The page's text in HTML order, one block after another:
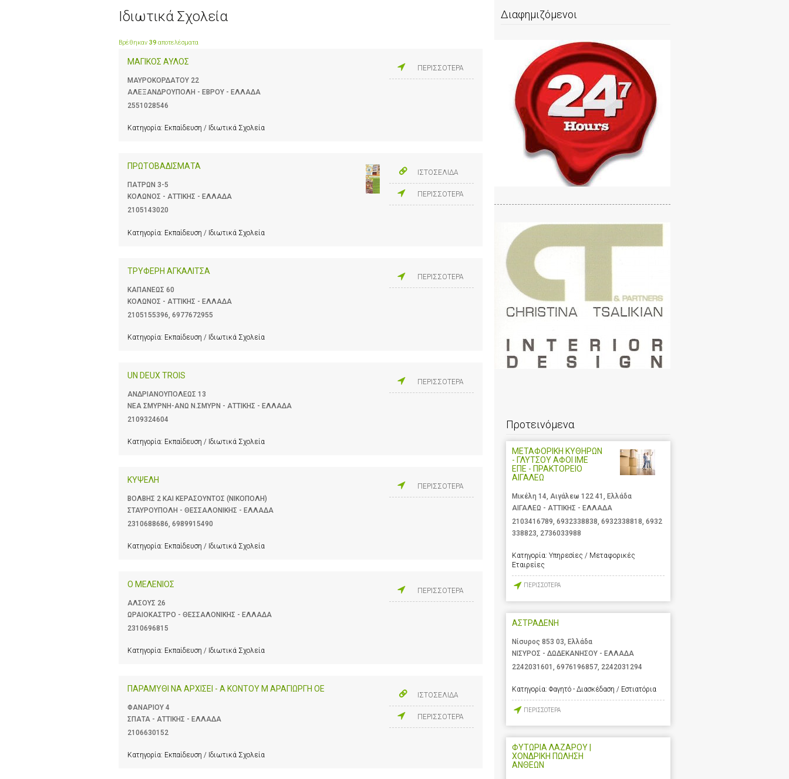
Ιδιωτικά Σχολεία
Βρέθηκαν 39 αποτελέσματα
ΜΑΓΙΚΟΣ ΑΥΛΟΣ
ΜΑΥΡΟΚΟΡΔΑΤΟΥ 22
ΑΛΕΞΑΝΔΡΟΥΠΟΛΗ - ΕΒΡΟΥ - ΕΛΛΑΔΑ
2551028546
Κατηγορία: Εκπαίδευση / Ιδιωτικά Σχολεία
ΠΕΡΙΣΣΟΤΕΡΑ
ΠΡΩΤΟΒΑΔΙΣΜΑΤΑ
ΠΑΤΡΩΝ 3-5
ΚΟΛΩΝΟΣ - ΑΤΤΙΚΗΣ - ΕΛΛΑΔΑ
2105143020
Κατηγορία: Εκπαίδευση / Ιδιωτικά Σχολεία
ΙΣΤΟΣΕΛΙΔΑ
ΠΕΡΙΣΣΟΤΕΡΑ
ΤΡΥΦΕΡΗ ΑΓΚΑΛΙΤΣΑ
ΚΑΠΑΝΕΩΣ 60
ΚΟΛΩΝΟΣ - ΑΤΤΙΚΗΣ - ΕΛΛΑΔΑ
2105155396 6977672955
Κατηγορία: Εκπαίδευση / Ιδιωτικά Σχολεία
ΠΕΡΙΣΣΟΤΕΡΑ
UN DEUX TROIS
ΑΝΔΡΙΑΝΟΥΠΟΛΕΩΣ 13
ΝΕΑ ΣΜΥΡΝΗ-ΑΝΩ Ν.ΣΜΥΡΝ - ΑΤΤΙΚΗΣ - ΕΛΛΑΔΑ
2109324604
Κατηγορία: Εκπαίδευση / Ιδιωτικά Σχολεία
ΠΕΡΙΣΣΟΤΕΡΑ
ΚΥΨΕΛΗ
ΒΟΛΒΗΣ 2 ΚΑΙ ΚΕΡΑΣΟΥΝΤΟΣ (ΝΙΚΟΠΟΛΗ)
ΣΤΑΥΡΟΥΠΟΛΗ - ΘΕΣΣΑΛΟΝΙΚΗΣ - ΕΛΛΑΔΑ
2310688686, 6989915490
Κατηγορία: Εκπαίδευση / Ιδιωτικά Σχολεία
ΠΕΡΙΣΣΟΤΕΡΑ
Ο ΜΕΛΕΝΙΟΣ
ΑΛΣΟΥΣ 26
ΩΡΑΙΟΚΑΣΤΡΟ - ΘΕΣΣΑΛΟΝΙΚΗΣ - ΕΛΛΑΔΑ
2310696815
Κατηγορία: Εκπαίδευση / Ιδιωτικά Σχολεία
ΠΕΡΙΣΣΟΤΕΡΑ
ΠΑΡΑΜΥΘΙ ΝΑ ΑΡΧΙΣΕΙ - Α ΚΟΝΤΟΥ Μ ΑΡΑΓΙΩΡΓΗ ΟΕ
ΦΑΝΑΡΙΟΥ 4
ΣΠΑΤΑ - ΑΤΤΙΚΗΣ - ΕΛΛΑΔΑ
2106630152
Κατηγορία: Εκπαίδευση / Ιδιωτικά Σχολεία
ΙΣΤΟΣΕΛΙΔΑ
ΠΕΡΙΣΣΟΤΕΡΑ
Διαφημιζόμενοι
Προτεινόμενα
ΜΕΤΑΦΟΡΙΚΗ ΚΥΘΗΡΩΝ
- ΓΛΥΤΣΟΥ ΑΦΟΙ ΙΜΕ
ΕΠΕ - ΠΡΑΚΤΟΡΕΙΟ
ΑΙΓΑΛΕΩ
Μικέλη 14, Αιγάλεω 122 41, Ελλάδα
ΑΙΓΑΛΕΩ - ΑΤΤΙΚΗΣ - ΕΛΛΑΔΑ
2103416789 6932338838 6932338818 6932
338823 2736033988
Κατηγορία: Υπηρεσίες / Μεταφορικές
Εταιρείες
ΠΕΡΙΣΣΟΤΕΡΑ
ΑΣΤΡΑΔΕΝΗ
Νίσυρος 853 03, Ελλάδα
ΝΙΣΥΡΟΣ - ΔΩΔΕΚΑΝΗΣΟΥ - ΕΛΛΑΔΑ
2242031601 , 6976196857, 2242031294
Κατηγορία: Φαγητό - Διασκέδαση / Εστιατόρια
ΠΕΡΙΣΣΟΤΕΡΑ
ΦΥΤΩΡΙΑ ΛΑΖΑΡΟΥ |
ΧΟΝΔΡΙΚΗ ΠΩΛΗΣΗ
ΑΝΘΕΩΝ